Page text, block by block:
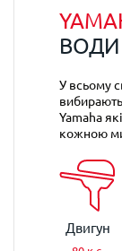
ВОДИ
У всьому
вибирають
Yamaha
кожною
Двигун